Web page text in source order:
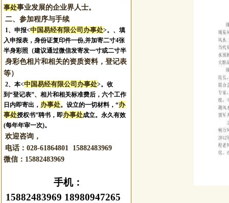
事处事业发展的企业界人士。
二、参加程序与手续
1、申报<中国易经有限公司办事处>。 、填
入申报表，身份证复印件一份,并加寄二寸4张
半身彩照（建议通过微信发寄发一寸或二寸半
身彩色相片和相关的资质资料，登记表
等）
2、本<中国易经有限公司办事处>。收
到“登记表”、相片和相关标准费后，六个工作
日内即寄出， 办事处。设立的一切材料，“办
事处授权书”聘书，即办事处成立。永久有效
(每年年审一次)。
欢迎咨询，
电话：028-61864801 15882483969
微信： 15882483969
手机：
15882483969 18980947265